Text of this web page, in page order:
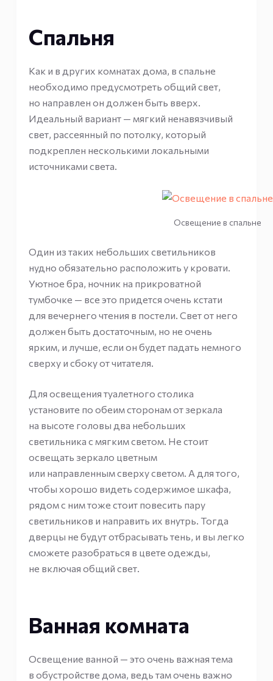
Спальня
Как и в других комнатах дома, в спальне
необходимо предусмотреть общий свет,
но направлен он должен быть вверх.
Идеальный вариант — мягкий ненавязчивый
свет, рассеянный по потолку, который
подкреплен несколькими локальными
источниками света.
Освещение в спальне
Один из таких небольших светильников
нудно обязательно расположить у кровати.
Уютное бра, ночник на прикроватной
тумбочке — все это придется очень кстати
для вечернего чтения в постели. Свет от него
должен быть достаточным, но не очень
ярким, и лучше, если он будет падать немного
сверху и сбоку от читателя.
Для освещения туалетного столика
установите по обеим сторонам от зеркала
на высоте головы два небольших
светильника с мягким светом. Не стоит
освещать зеркало цветным
или направленным сверху светом. А для того,
чтобы хорошо видеть содержимое шкафа,
рядом с ним тоже стоит повесить пару
светильников и направить их внутрь. Тогда
дверцы не будут отбрасывать тень, и вы легко
сможете разобраться в цвете одежды,
не включая общий свет.
Ванная комната
Освещение ванной — это очень важная тема
в обустройстве дома, ведь там очень важно